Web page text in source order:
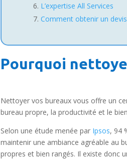
L’expertise All Services
Comment obtenir un
Pourquoi
Nettoyer vos bureaux vous offre un
bureau propre, la productivité et le
Selon une étude menée par Ipsos, 94
maintenir une ambiance agréable au
propres et bien rangés. Il existe donc